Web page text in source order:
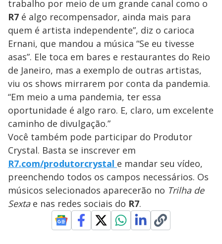
trabalho por meio de um grande canal como o
R7 é algo recompensador, ainda mais para
quem é artista independente”, diz o carioca
Ernani, que mandou a música “Se eu tivesse
asas”. Ele toca em bares e restaurantes do Reio
de Janeiro, mas a exemplo de outras artistas,
viu os shows mirrarem por conta da pandemia.
“Em meio a uma pandemia, ter essa
oportunidade é algo raro. E, claro, um excelente
caminho de divulgação.”
Você também pode participar do Produtor
Crystal. Basta se inscrever em
R7.com/produtorcrystal e mandar seu vídeo,
preenchendo todos os campos necessários. Os
músicos selecionados aparecerão no Trilha de
Sextae nas redes sociais do R7.